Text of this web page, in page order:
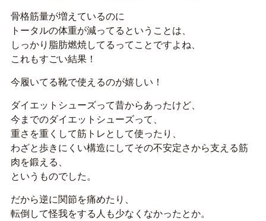
骨格筋量が増えているのに
トータルの体重が減ってるということは、
しっかり脂肪燃焼してるってことですよね、
これもすごい結果！
今履いてる靴で使えるのが嬉しい！
ダイエットシューズって昔からあったけど、
今までのダイエットシューズって、
重さを重くして筋トレとして使ったり、
わざと歩きにくい構造にしてその不安定さから支える筋
肉を鍛える、
というものでした。
だから逆に関節を痛めたり、
転倒して怪我をする人も少なくなかったとか。